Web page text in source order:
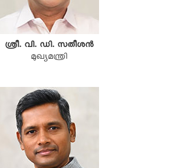
ശ്രീ. വി. ഡി. സതീശൻ
മുഖ്യമന്ത്രി